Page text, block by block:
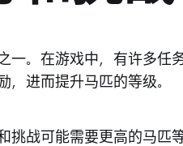
一。在游戏中，有许多任
，进而提升马匹的等级。
挑战可能需要更高的马匹